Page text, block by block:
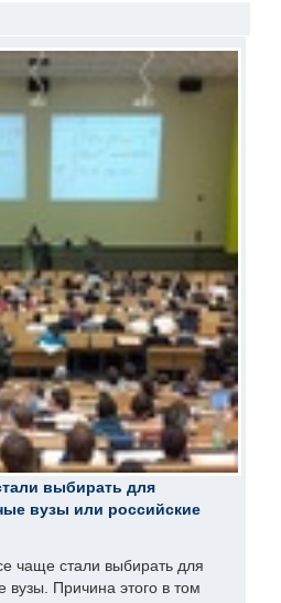
выбирать для
вузы или российские
чаще стали выбирать для
вузы. Причина этого в том